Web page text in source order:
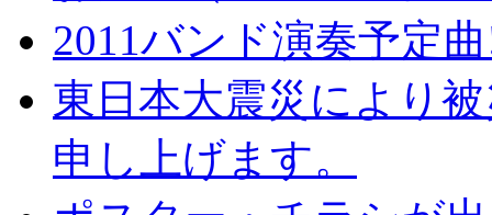
2011バンド演奏予定
東日本大震災により
申し上げます。